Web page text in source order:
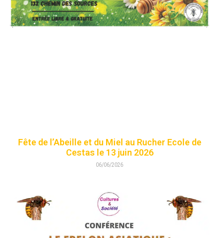
Fête de l’Abeille et du Miel au Rucher Ecole de
Cestas le 13 juin 2026
06/06/2026